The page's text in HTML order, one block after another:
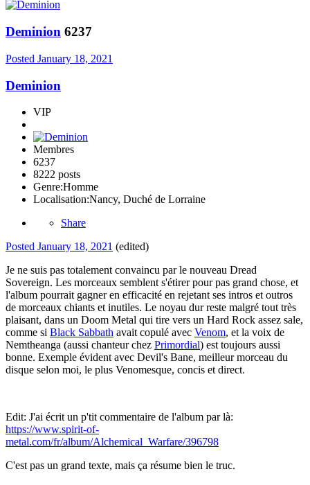
Deminion 6237
Posted January 18, 2021
Deminion
VIP
Membres
6237
8222 posts
Genre:Homme
Localisation:Nancy, Duché de Lorraine
Share
Posted January 18, 2021 (edited)
Je ne suis pas totalement convaincu par le nouveau Dread
Sovereign. Les morceaux semblent s'étirer pour pas grand chose, et
l'album pourrait gagner en efficacité en rejetant ses intros et outros
de morceaux chiants et inutiles. Le noyau dur reste malgré tout très
plaisant, dans un Doom Metal qui tire vers un Hard Rock assez sale,
comme si Black Sabbath avait copulé avec Venom, et la voix de
Nemtheanga (aussi chanteur chez Primordial) est toujours aussi
bonne. Exemple évident avec Devil's Bane, meilleur morceau du
disque selon moi, le plus Venomesque, concis et direct.
Edit: J'ai écrit un p'tit commentaire de l'album par là:
https://www.spirit-of-
metal.com/fr/album/Alchemical_Warfare/396798
C'est pas un grand texte, mais ça résume bien le truc.